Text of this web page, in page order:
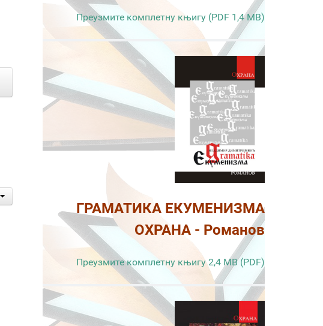
Преузмите комплетну књигу (PDF 1,4 MB)
ГРАМАТИКА ЕКУМЕНИЗМА
ОХРАНА - Романов
Преузмите комплетну књигу 2,4 MB (PDF)